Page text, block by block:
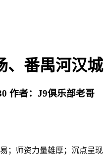
、番禺河汉城
作者： J9俱乐部老哥
师资力量雄厚；沉点呈现